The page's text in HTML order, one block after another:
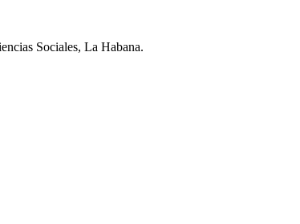
Sociales, La Habana.